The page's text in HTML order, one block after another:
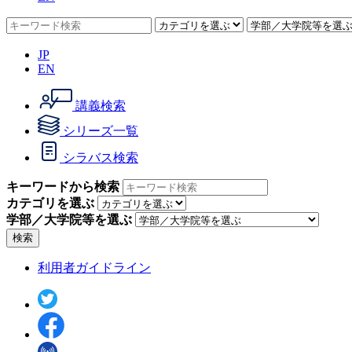
JP
EN
講義検索
シリーズ一覧
シラバス検索
キーワードから検索
カテゴリを選ぶ
学部／大学院等を選ぶ
検索
利用者ガイドライン